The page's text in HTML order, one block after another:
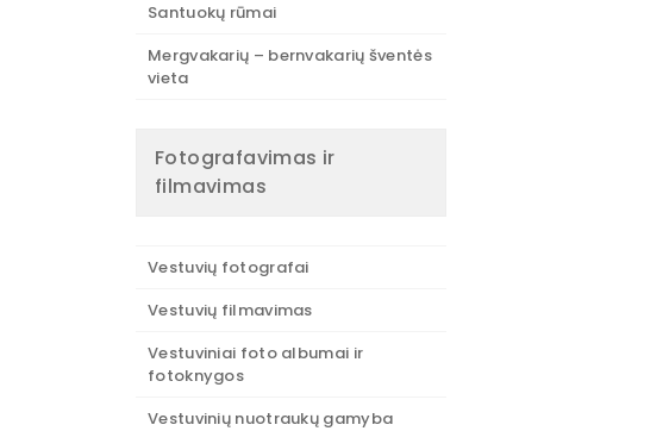
Santuokų rūmai
Mergvakarių – bernvakarių šventės
vieta
Fotografavimas ir
filmavimas
Vestuvių fotografai
Vestuvių filmavimas
Vestuviniai foto albumai ir
fotoknygos
Vestuvinių nuotraukų gamyba